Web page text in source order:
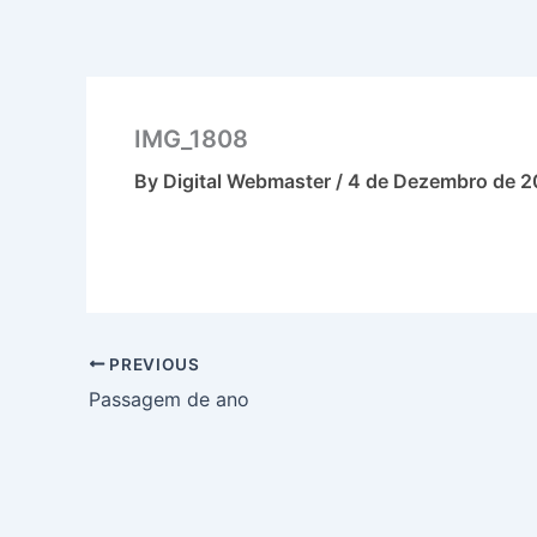
IMG_1808
By Digital Webmaster / 4 de Dezembro de
PREVIOUS
Passagem de ano